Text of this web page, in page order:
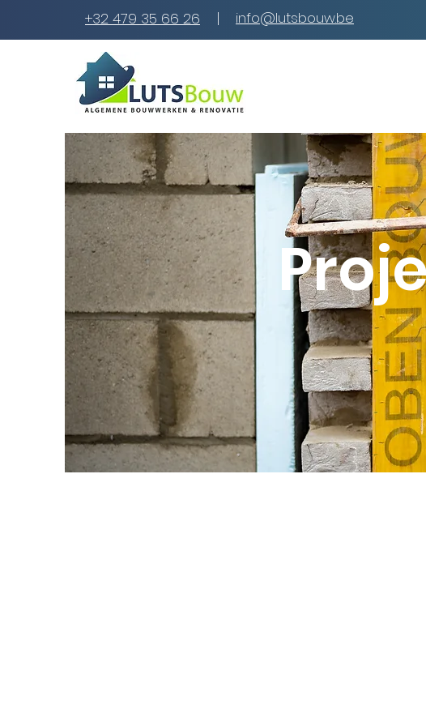
+32 479 35 66 26 | info@lutsbouw.be